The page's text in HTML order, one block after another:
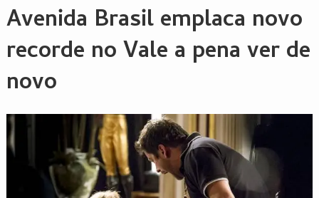
Avenida Brasil emplaca novo
recorde no Vale a pena ver de
novo